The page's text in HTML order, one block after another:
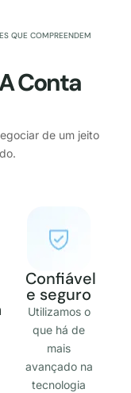
QUE COMPREENDEM
Conta
de um jeito
Confiável
e seguro
Utilizamos o
que há de
mais
avançado na
tecnologia